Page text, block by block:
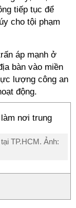
tiếp tục để
cho tội phạm
áp mạnh ở
bàn vào miền
lượng công an
động.
TP.HCM. Ảnh: